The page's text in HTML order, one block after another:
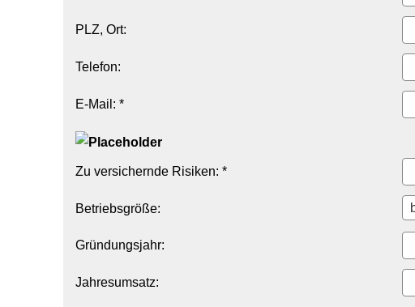
PLZ, Ort:
Telefon:
E-Mail: *
Zu ver­sichernde Risiken: *
Betriebsgröße:
Gründungsjahr:
Jahresumsatz: